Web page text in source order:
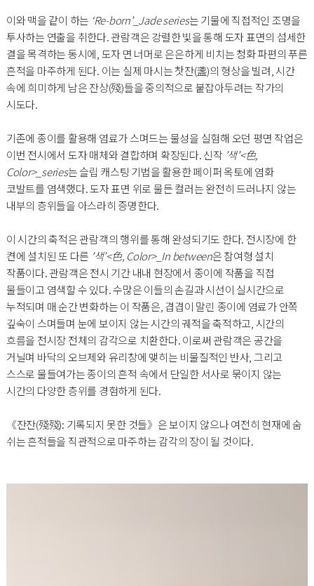
이와 맥을 같이 하는 ‘Re-born’_Jade series는 기물에 직접적인 조명을
투사하는 연출을 취한다. 관람객은 강렬한 빛을 통해 도자 표면의 섬세한
결을 목격하는 동시에, 도자 면 너머로 은은하게 비치는 청화 파편의 푸른
흔적을 마주하게 된다. 이는 실제 마시는 찻잔(盞)의 형상을 빌려, 시간
속에 희미하게 남은 잔상(殘)들을 중의적으로 붙잡아두려는 작가의
시도다.
기존에 종이를 활용해 염료가 스며드는 물성을 실험해 오던 평면 작업은
이번 전시에서 도자 매체와 결합하며 확장된다. 신작 ’색’<色,
Color>_series는 슬립 캐스팅 기법을 활용한 페이퍼 옥토에 염화
코발트를 염색했다. 도자 표면 위로 물든 컬러는 완전히 드러나지 않는
내부의 층위들을 아스라히 증명한다.
이 시간의 축적은 관람객의 행위를 통해 완성되기도 한다. 전시장에 한
켠에 설치된 또 다른 ’색’<色, Color>_In between은 참여형 설치
작품이다. 관람객은 전시 기간 내내 현장에서 종이에 작품을 직접
물들이고 염색할 수 있다. 수많은 이들의 손길과 시선이 실시간으로
누적되며 매 순간 변화하는 이 작품은, 겹겹이 말린 종이에 염료가 안쪽
깊숙이 스며들며 눈에 보이지 않는 시간의 궤적을 축적하고, 시간의
흐름을 전시장 전체의 감각으로 치환한다. 이로써 관람객은 공간을
거닐며 바닥의 오브제와 유리창에 맺히는 비물질적인 반사, 그리고
스스로 물들여가는 종이의 흔적 속에서 단일한 서사로 묶이지 않는
시간의 다양한 층위를 경험하게 된다.
《잔잔(殘殘): 기록되지 못한 것들》은 보이지 않으나 여전히 현재에 숨
쉬는 흔적들을 직관적으로 마주하는 감각의 장이 될 것이다.